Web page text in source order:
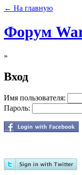
← На главную
Форум
»
Вход
Имя пользователя:
Пароль: